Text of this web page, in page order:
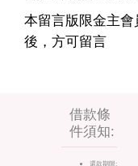
本留言版限金主會
後，方可留言
借款條
件須知:
還款期限: